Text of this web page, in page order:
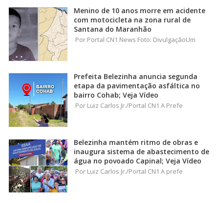
Menino de 10 anos morre em acidente
com motocicleta na zona rural de
Santana do Maranhão
Por Portal CN1 News Foto: DivulgaçãoUm
Prefeita Belezinha anuncia segunda
etapa da pavimentação asfáltica no
bairro Cohab; Veja Vídeo
Por Luiz Carlos Jr./Portal CN1 A Prefe
Belezinha mantém ritmo de obras e
inaugura sistema de abastecimento de
água no povoado Capinal; Veja Vídeo
Por Luiz Carlos Jr./Portal CN1 A prefe